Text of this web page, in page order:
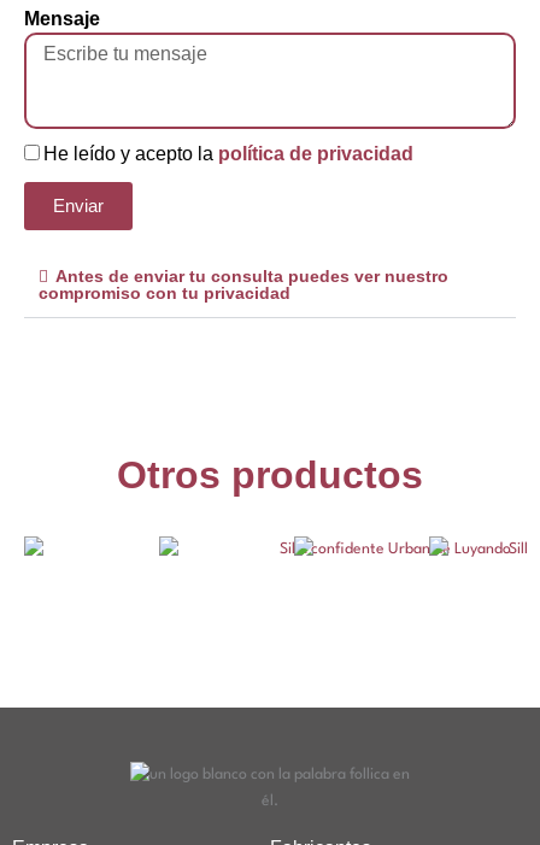
Mensaje
He leído y acepto la política de privacidad
Enviar
Antes de enviar tu consulta puedes ver nuestro
compromiso con tu privacidad
Otros productos